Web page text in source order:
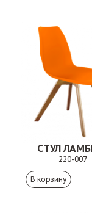
СТУЛ
220-007